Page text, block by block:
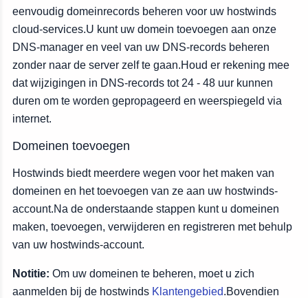
eenvoudig domeinrecords beheren voor uw hostwinds
cloud-services.U kunt uw domein toevoegen aan onze
DNS-manager en veel van uw DNS-records beheren
zonder naar de server zelf te gaan.Houd er rekening mee
dat wijzigingen in DNS-records tot 24 - 48 uur kunnen
duren om te worden gepropageerd en weerspiegeld via
internet.
Domeinen toevoegen
Hostwinds biedt meerdere wegen voor het maken van
domeinen en het toevoegen van ze aan uw hostwinds-
account.Na de onderstaande stappen kunt u domeinen
maken, toevoegen, verwijderen en registreren met behulp
van uw hostwinds-account.
Notitie: Om uw domeinen te beheren, moet u zich
aanmelden bij de hostwinds Klantengebied.Bovendien